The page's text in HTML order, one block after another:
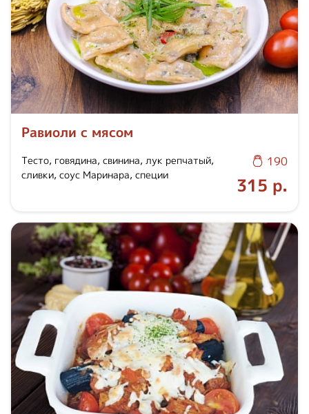
Равиоли с мясом
Тесто, говядина, свинина, лук репчатый,
сливки, соус Маринара, специи
190
315 р.